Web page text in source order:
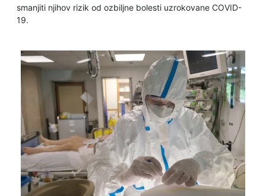
smanjiti njihov rizik od ozbiljne bolesti uzrokovane COVID-
19.